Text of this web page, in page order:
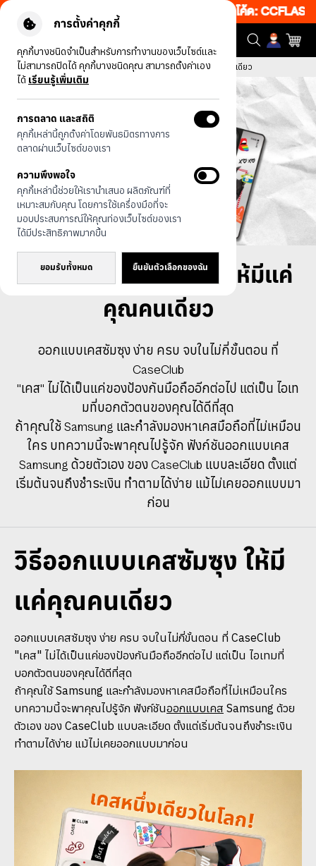
การตั้งค่าคุกกี้
คุกกี้บางชนิดจำเป็นสำหรับการทำงานของเว็บไซต์และ
ไม่สามารถปิดได้ คุกกี้บางชนิดคุณ สามารถตั้งค่าเอง
ได้ เรียนรู้เพิ่มเติม
การตลาด และสถิติ
คุกกี้เหล่านี้ถูกตั้งค่าโดยพันธมิตรทางการ
ตลาดผ่านเว็บไซต์ของเรา
ความพึงพอใจ
คุกกี้เหล่านี้ช่วยให้เรานำเสนอ ผลิตภัณฑ์ที่
เหมาะสมกับคุณ โดยการใช้เครื่องมือที่จะ
มอบประสบการณ์ให้คุณท่องเว็บไซต์ของเรา
ได้มีประสิทธิภาพมากขึ้น
ยอมรับทั้งหมด ยืนยันตัวเลือกของฉัน
50% เพียงช้อป 1 ชิ้น เริ่มคืนนี้ 19.00-00.00 โค้ด: CCFLASH1|
หน้าแรก บทความทั้งหมด วิธีออกแบบเคสซัมซุง ให้มีแค่คุณคนเดียว
วิธีออกแบบเคสซัมซุง ให้มีแค่
คุณคนเดียว
ออกแบบเคสซัมซุง ง่าย ครบ จบในไม่กี่ขั้นตอน ที่
CaseClub
"เคส" ไม่ได้เป็นแค่ของป้องกันมือถืออีกต่อไป แต่เป็น ไอเท
มที่บอกตัวตนของคุณได้ดีที่สุด
ถ้าคุณใช้ Samsung และกำลังมองหาเคสมือถือที่ไม่เหมือน
ใคร บทความนี้จะพาคุณไปรู้จัก ฟังก์ชันออกแบบเคส
Samsung ด้วยตัวเอง ของ CaseClub แบบละเอียด ตั้งแต่
เริ่มต้นจนถึงชำระเงิน ทำตามได้ง่าย แม้ไม่เคยออกแบบมา
ก่อน
วิธีออกแบบเคสซัมซุง ให้มี
แค่คุณคนเดียว
ออกแบบเคสซัมซุง ง่าย ครบ จบในไม่กี่ขั้นตอน ที่ CaseClub
"เคส" ไม่ได้เป็นแค่ของป้องกันมือถืออีกต่อไป แต่เป็น ไอเทมที่
บอกตัวตนของคุณได้ดีที่สุด
ถ้าคุณใช้ Samsung และกำลังมองหาเคสมือถือที่ไม่เหมือนใคร
บทความนี้จะพาคุณไปรู้จัก ฟังก์ชันออกแบบเคส Samsung ด้วย
ตัวเอง ของ CaseClub แบบละเอียด ตั้งแต่เริ่มต้นจนถึงชำระเงิน
ทำตามได้ง่าย แม้ไม่เคยออกแบบมาก่อน